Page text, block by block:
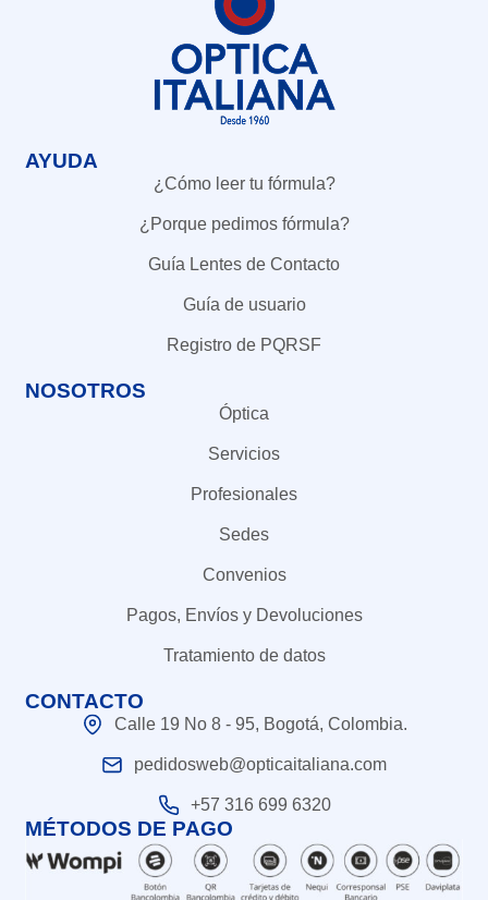
AYUDA
¿Cómo leer tu fórmula?
¿Porque pedimos fórmula?
Guía Lentes de Contacto
Guía de usuario
Registro de PQRSF
NOSOTROS
Óptica
Servicios
Profesionales
Sedes
Convenios
Pagos, Envíos y Devoluciones
Tratamiento de datos
CONTACTO
Calle 19 No 8 - 95, Bogotá, Colombia.
pedidosweb@opticaitaliana.com
+57 316 699 6320
MÉTODOS DE PAGO